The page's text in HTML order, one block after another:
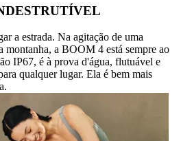
a estrada. Na agitação de uma
montanha, a BOOM 4 está sempre ao
IP67, é à prova d'água, flutuável e
qualquer lugar. Ela é bem mais